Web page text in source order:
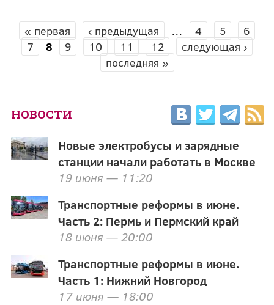
СТРАНИЦЫ
« первая ‹ предыдущая … 4 5
6
7
8 9 10 11 12
следующая ›
последняя »
НОВОСТИ
Новые электробусы и зарядные
станции начали работать в Москве
19 июня — 11:20
Транспортные реформы в июне.
Часть 2: Пермь и Пермский край
18 июня — 20:00
Транспортные реформы в июне.
Часть 1: Нижний Новгород
17 июня — 18:00